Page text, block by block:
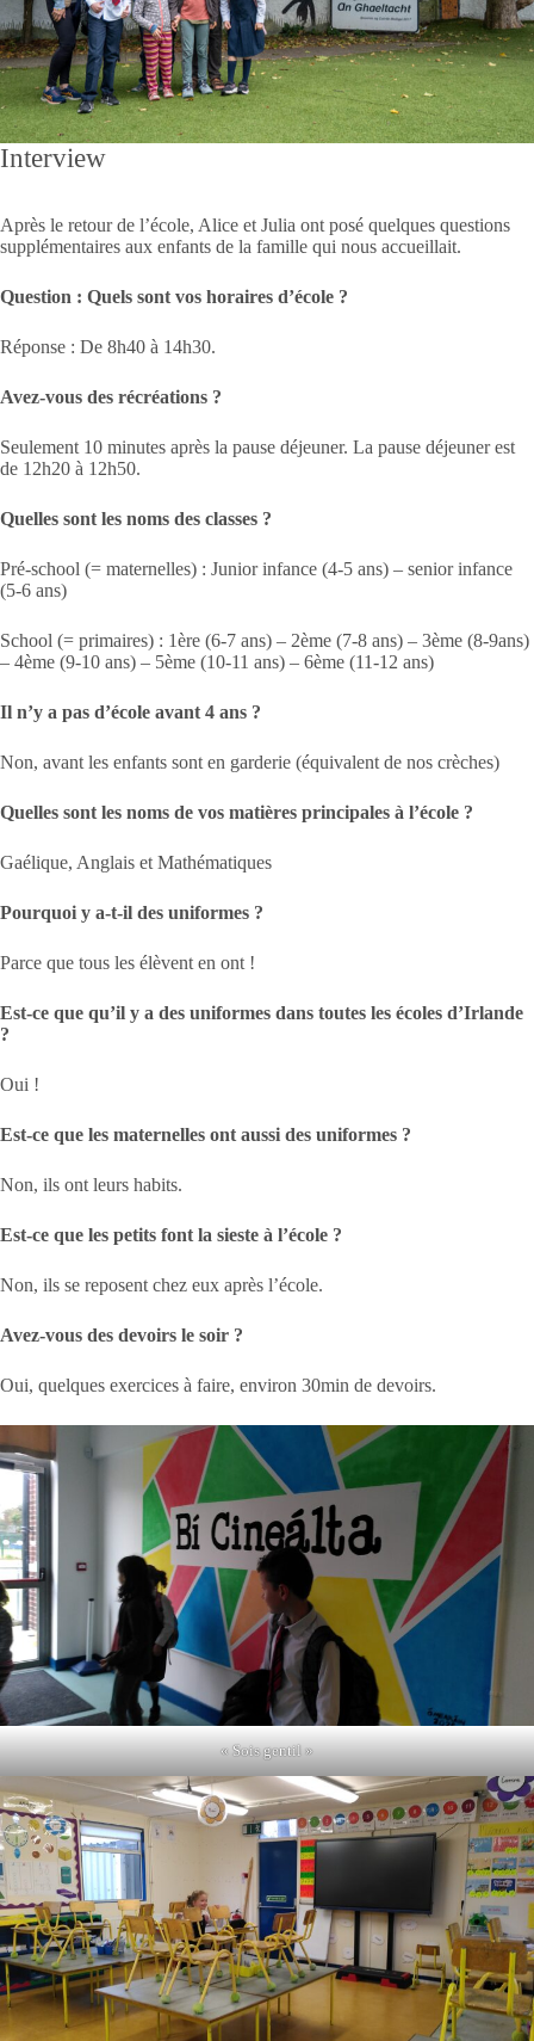
Interview
Après le retour de l’école, Alice et Julia ont posé quelques questions
supplémentaires aux enfants de la famille qui nous accueillait.
Question : Quels sont vos horaires d’école ?
Réponse : De 8h40 à 14h30.
Avez-vous des récréations ?
Seulement 10 minutes après la pause déjeuner. La pause déjeuner est
de 12h20 à 12h50.
Quelles sont les noms des classes ?
Pré-school (= maternelles) : Junior infance (4-5 ans) – senior infance
(5-6 ans)
School (= primaires) : 1ère (6-7 ans) – 2ème (7-8 ans) – 3ème (8-9ans)
– 4ème (9-10 ans) – 5ème (10-11 ans) – 6ème (11-12 ans)
Il n’y a pas d’école avant 4 ans ?
Non, avant les enfants sont en garderie (équivalent de nos crèches)
Quelles sont les noms de vos matières principales à l’école ?
Gaélique, Anglais et Mathématiques
Pourquoi y a-t-il des uniformes ?
Parce que tous les élèvent en ont !
Est-ce que qu’il y a des uniformes dans toutes les écoles d’Irlande
?
Oui !
Est-ce que les maternelles ont aussi des uniformes ?
Non, ils ont leurs habits.
Est-ce que les petits font la sieste à l’école ?
Non, ils se reposent chez eux après l’école.
Avez-vous des devoirs le soir ?
Oui, quelques exercices à faire, environ 30min de devoirs.
« Sois gentil »